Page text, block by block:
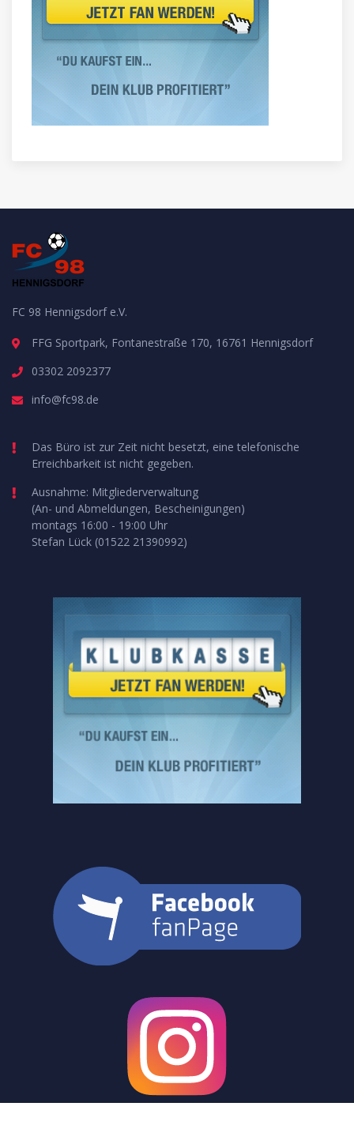
FC 98 Hennigsdorf e.V.
FFG Sportpark, Fontanestraße 170, 16761 Hennigsdorf
03302 2092377
info@fc98.de
Das Büro ist zur Zeit nicht besetzt, eine telefonische
Erreichbarkeit ist nicht gegeben.
Ausnahme: Mitgliederverwaltung
(An- und Abmeldungen, Bescheinigungen)
montags 16:00 - 19:00 Uhr
Stefan Lück (01522 21390992)